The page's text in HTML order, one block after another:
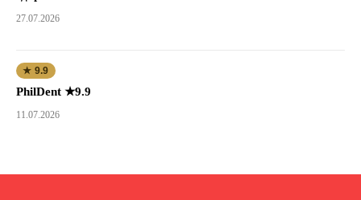
27.07.2026
★ 9.9
PhilDent ★9.9
11.07.2026